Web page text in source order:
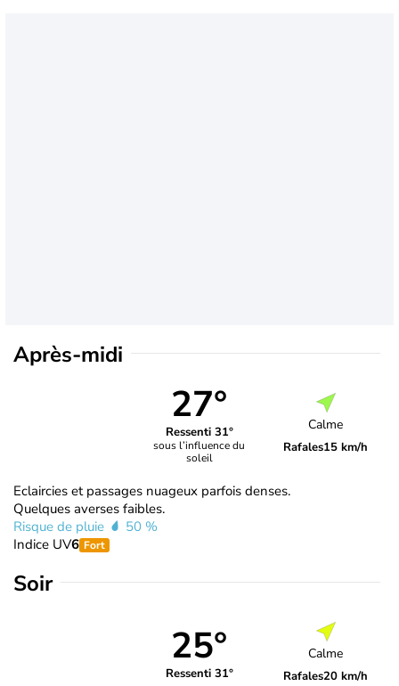
Après-midi
27°
Ressenti 31°
sous l’influence du
soleil
Calme
Rafales15 km/h
Eclaircies et passages nuageux parfois denses.
Quelques averses faibles.
Risque de pluie
50 %
Indice UV6 Fort
Soir
25°
Ressenti 31°
Calme
Rafales20 km/h